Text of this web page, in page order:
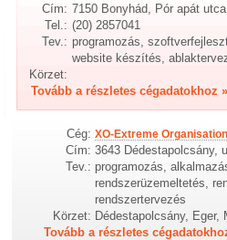
Cím: 7150 Bonyhád, Pór apát
Tel.: (20) 2857041
Tev.: programozás,
website készítés,
Körzet:
Tovább a részletes cégadatokhoz »
Cég: XO-Extreme
Cím: 3643 Dédestapolcsány,
Tev.: programozás,
rendszerüzemeltetés,
rendszertervezés
Körzet: Dédestapolcsány,
Tovább a részletes